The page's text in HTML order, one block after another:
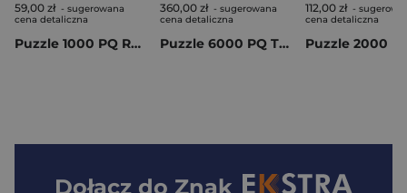
59,00 zł - sugerowana
cena detaliczna
Puzzle 1000 PQ Rosina Wachtmeister Pod złotym słońcem 113989
360,00 zł - sugerowana
cena detaliczna
Puzzle 6000 PQ T.Kinkade Król Lew 112333
112,00 zł -
cena detaliczna
Dołącz do Znak